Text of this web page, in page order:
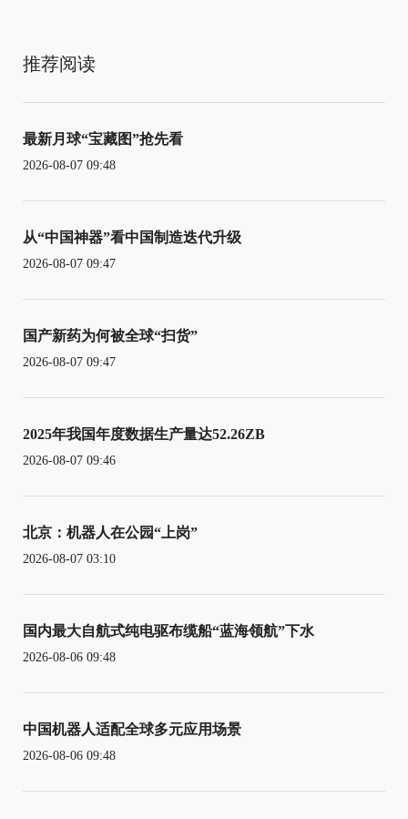
推荐阅读
最新月球“宝藏图”抢先看
2026-08-07 09:48
从“中国神器”看中国制造迭代升级
2026-08-07 09:47
国产新药为何被全球“扫货”
2026-08-07 09:47
2025年我国年度数据生产量达52.26ZB
2026-08-07 09:46
北京：机器人在公园“上岗”
2026-08-07 03:10
国内最大自航式纯电驱布缆船“蓝海领航”下水
2026-08-06 09:48
中国机器人适配全球多元应用场景
2026-08-06 09:48